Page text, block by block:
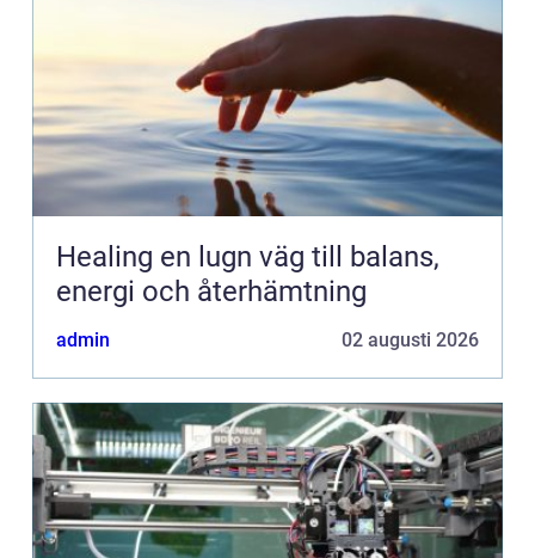
Healing en lugn väg till balans,
energi och återhämtning
admin 02 augusti 2026